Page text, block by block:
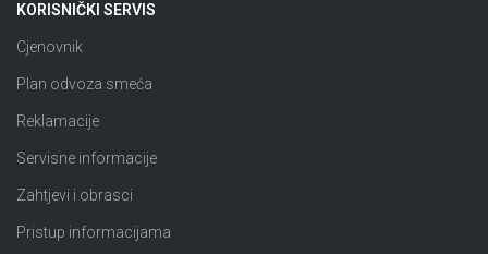
KORISNIČKI SERVIS
Cjenovnik
Plan odvoza smeća
Reklamacije
Servisne informacije
Zahtjevi i obrasci
Pristup informacijama